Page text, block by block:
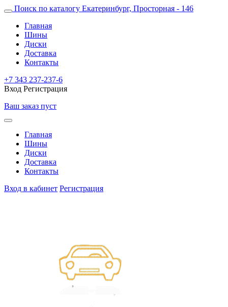
Поиск по каталогу Екатеринбург, Просторная - 146
Главная
Шины
Диски
Доставка
Контакты
+7 343 237-237-6
Вход Регистрация
Ваш заказ пуст
Главная
Шины
Диски
Доставка
Контакты
Вход в кабинет Регистрация